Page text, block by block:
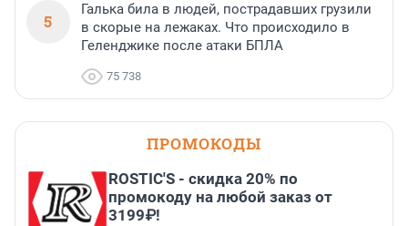
5
Галька била в людей, пострадавших грузили
в скорые на лежаках. Что происходило в
Геленджике после атаки БПЛА
75 738
ПРОМОКОДЫ
ROSTIC'S - скидка 20% по
промокоду на любой заказ от
3199₽!